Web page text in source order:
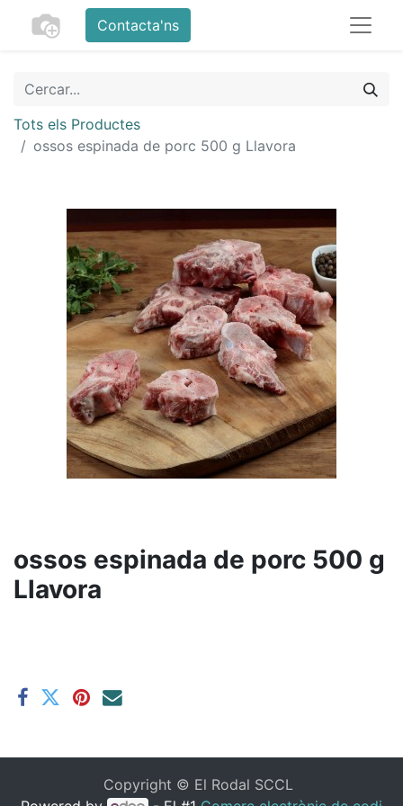
Contacta'ns
Tots els Productes
ossos espinada de porc 500 g Llavora
ossos espinada de porc 500 g
Llavora
Copyright © El Rodal SCCL